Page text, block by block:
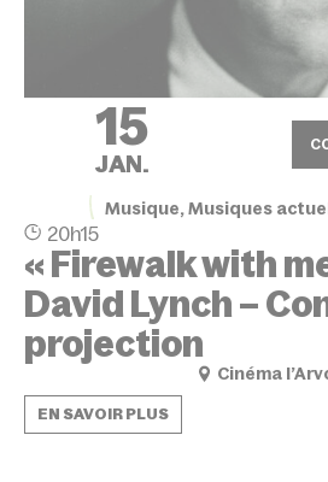
15
JAN.
Musique, Musiques
20h15
« Firewalk with
David Lynch –
projection
Cinéma
EN SAVOIR PLUS